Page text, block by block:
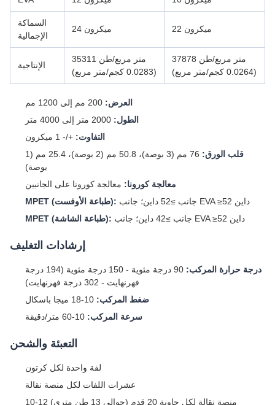
السماكة
الإجمالية
24 ميكرون 22 ميكرون
الإنتاجية
35311 متر مربع/طن
(0.0283 كجم/متر مربع)
37878 متر مربع/طن
(0.0264 كجم/متر مربع)
العرض:
الطول:
التفاوت: +/- 1 ميكرون
قلب الورق:
76 مم (3 بوصة)، 50.8 مم (2 بوصة)، 25.4 مم (1
بوصة)
معالجة كورونا: معالجة كورونا على الجانبين
MPET (طباعة الأوفست):
جانب ≥52 داين؛ جانب EVA ≥52 داين
MPET (طباعة الشاشة):
جانب ≥42 داين؛ جانب EVA ≥52 داين
إرشادات التغليف
درجة حرارة المركب:
90 درجة مئوية - 150 درجة مئوية (194 درجة
فهرنهايت - 302 درجة فهرنهايت)
ضغط المركب:
سرعة المركب:
التعبئة والشحن
لفة واحدة لكل كرتون
عشرات اللفات لكل منصة نقالة
10-12 منصة نقالة لكل حاوية 20 قدم (حوالي 13 طن متري)